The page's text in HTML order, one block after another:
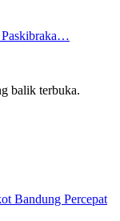
Paskibraka…
balik terbuka.
Bandung Percepat